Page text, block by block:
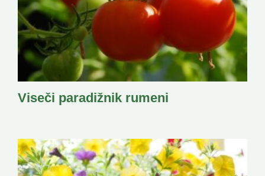
Viseči paradižnik rumeni